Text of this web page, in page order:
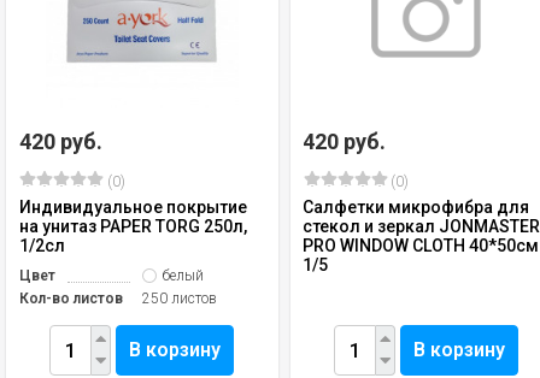
420 руб.
(0)
Индивидуальное покрытие
на унитаз PAPER TORG 250л,
1/2сл
Цвет
белый
Кол-во листов
250 листов
В корзину
420 руб.
(0)
Салфетки микрофибра для
стекол и зеркал JONMASTER
PRO WINDOW CLOTH 40*50см
1/5
В корзину